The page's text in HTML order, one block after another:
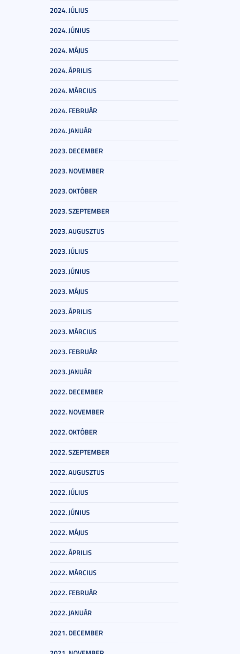
2024. JÚLIUS
2024. JÚNIUS
2024. MÁJUS
2024. ÁPRILIS
2024. MÁRCIUS
2024. FEBRUÁR
2024. JANUÁR
2023. DECEMBER
2023. NOVEMBER
2023. OKTÓBER
2023. SZEPTEMBER
2023. AUGUSZTUS
2023. JÚLIUS
2023. JÚNIUS
2023. MÁJUS
2023. ÁPRILIS
2023. MÁRCIUS
2023. FEBRUÁR
2023. JANUÁR
2022. DECEMBER
2022. NOVEMBER
2022. OKTÓBER
2022. SZEPTEMBER
2022. AUGUSZTUS
2022. JÚLIUS
2022. JÚNIUS
2022. MÁJUS
2022. ÁPRILIS
2022. MÁRCIUS
2022. FEBRUÁR
2022. JANUÁR
2021. DECEMBER